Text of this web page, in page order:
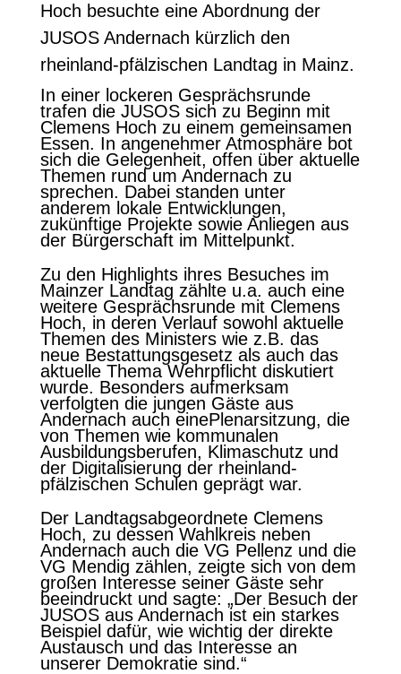
Hoch besuchte eine Abordnung der
JUSOS Andernach kürzlich den
rheinland-pfälzischen Landtag in Mainz.
In einer lockeren Gesprächsrunde
trafen die JUSOS sich zu Beginn mit
Clemens Hoch zu einem gemeinsamen
Essen. In angenehmer Atmosphäre bot
sich die Gelegenheit, offen über aktuelle
Themen rund um Andernach zu
sprechen. Dabei standen unter
anderem lokale Entwicklungen,
zukünftige Projekte sowie Anliegen aus
der Bürgerschaft im Mittelpunkt.
Zu den Highlights ihres Besuches im
Mainzer Landtag zählte u.a. auch eine
weitere Gesprächsrunde mit Clemens
Hoch, in deren Verlauf sowohl aktuelle
Themen des Ministers wie z.B. das
neue Bestattungsgesetz als auch das
aktuelle Thema Wehrpflicht diskutiert
wurde. Besonders aufmerksam
verfolgten die jungen Gäste aus
Andernach auch einePlenarsitzung, die
von Themen wie kommunalen
Ausbildungsberufen, Klimaschutz und
der Digitalisierung der rheinland-
pfälzischen Schulen geprägt war.
Der Landtagsabgeordnete Clemens
Hoch, zu dessen Wahlkreis neben
Andernach auch die VG Pellenz und die
VG Mendig zählen, zeigte sich von dem
großen Interesse seiner Gäste sehr
beeindruckt und sagte: „Der Besuch der
JUSOS aus Andernach ist ein starkes
Beispiel dafür, wie wichtig der direkte
Austausch und das Interesse an
unserer Demokratie sind.“